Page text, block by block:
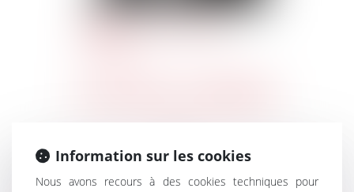
Contacter Isabelle
Titulaire d’un DEA en droit des affaire, Isabelle GABRIEL
a prêté serment en 1992.
Information sur les cookies
Nous avons recours à des cookies techniques pour